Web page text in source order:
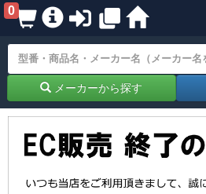
0
メーカーから探す